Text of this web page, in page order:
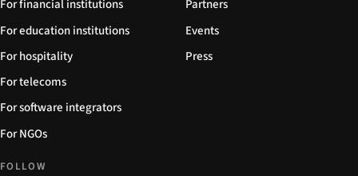
For financial institutions
For education institutions
For hospitality
For telecoms
For software integrators
For NGOs
Partners
Events
Press
FOLLOW